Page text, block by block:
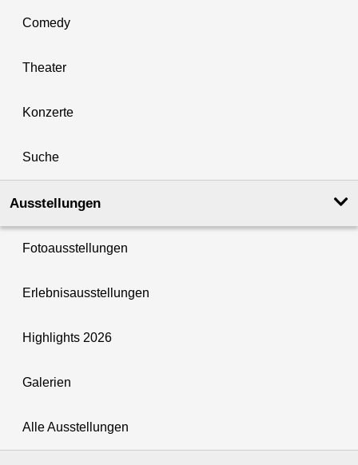
Comedy
Theater
Konzerte
Suche
Ausstellungen
Fotoausstellungen
Erlebnisausstellungen
Highlights 2026
Galerien
Alle Ausstellungen